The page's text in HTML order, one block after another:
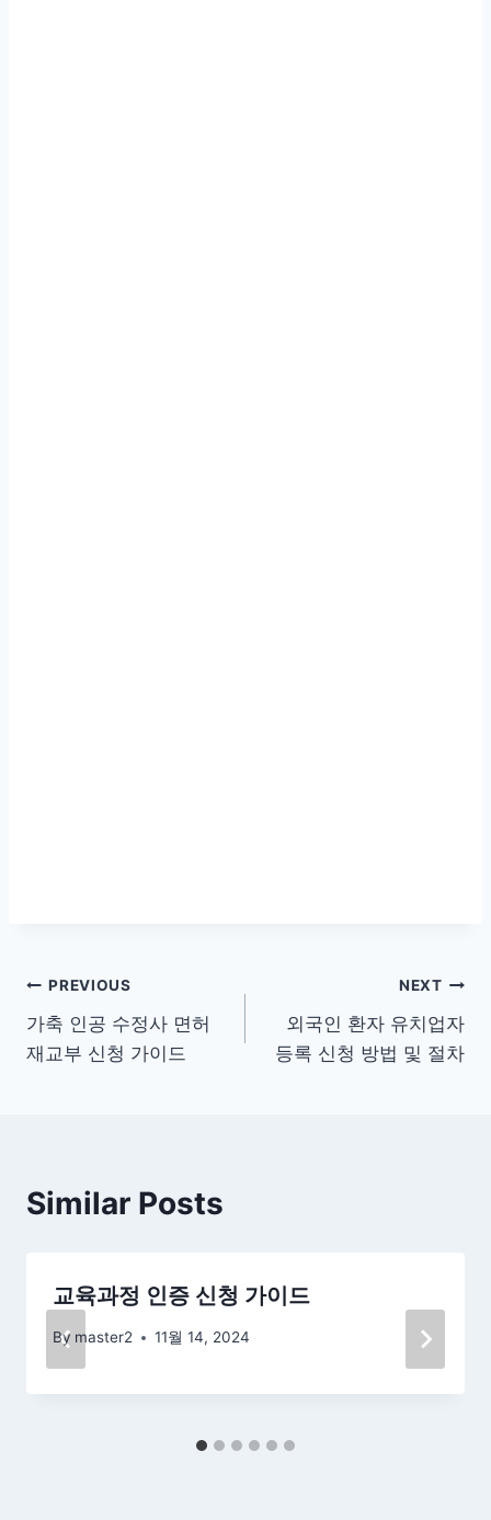
글
탐
PREVIOUS
가축 인공 수정사 면허
재교부 신청 가이드
NEXT
외국인 환자 유치업자
등록 신청 방법 및 절차
Similar Posts
교육과정 인증 신청 가이드
By master2 11월 14, 2024